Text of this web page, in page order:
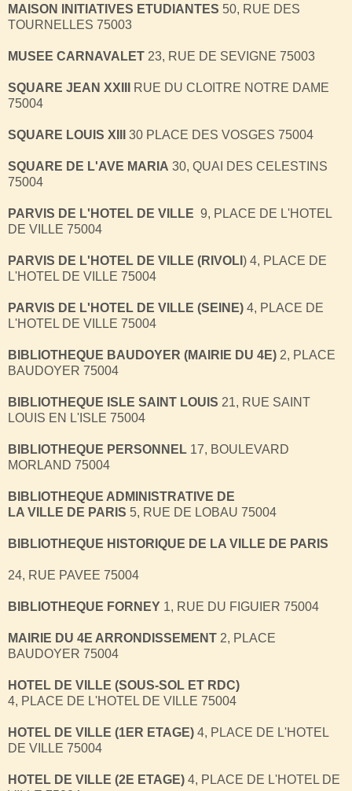
MAISON INITIATIVES ETUDIANTES 50, RUE DES
TOURNELLES 75003
MUSEE CARNAVALET 23, RUE DE SEVIGNE 75003
SQUARE JEAN XXIII
RUE DU CLOITRE NOTRE DAME
75004
SQUARE LOUIS XIII 30 PLACE DES VOSGES 75004
SQUARE DE L'AVE MARIA 30, QUAI DES CELESTINS
75004
PARVIS DE L'HOTEL DE VILLE 9, PLACE DE L'HOTEL
DE VILLE 75004
PARVIS DE L'HOTEL DE VILLE (RIVOLI ) 4, PLACE DE
L'HOTEL DE VILLE 75004
PARVIS DE L'HOTEL DE VILLE (SEINE) 4, PLACE DE
L'HOTEL DE VILLE 75004
BIBLIOTHEQUE BAUDOYER (MAIRIE DU 4E) 2, PLACE
BAUDOYER 75004
BIBLIOTHEQUE ISLE SAINT LOUIS 21, RUE SAINT
LOUIS EN L'ISLE 75004
BIBLIOTHEQUE PERSONNEL 17, BOULEVARD
MORLAND 75004
BIBLIOTHEQUE ADMINISTRATIVE DE
LA VILLE DE PARIS 5, RUE DE LOBAU 75004
BIBLIOTHEQUE HISTORIQUE DE LA VILLE DE PARIS
24, RUE PAVEE 75004
BIBLIOTHEQUE FORNEY 1, RUE DU FIGUIER 75004
MAIRIE DU 4E ARRONDISSEMENT 2, PLACE
BAUDOYER 75004
HOTEL DE VILLE (SOUS-SOL ET RDC)
4, PLACE DE L'HOTEL DE VILLE 75004
HOTEL DE VILLE (1ER ETAGE) 4, PLACE DE L'HOTEL
DE VILLE 75004
HOTEL DE VILLE (2E ETAGE) 4, PLACE DE L'HOTEL DE